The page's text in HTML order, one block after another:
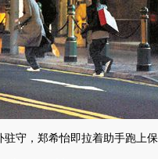
驻守，郑希怡即拉着助手跑上